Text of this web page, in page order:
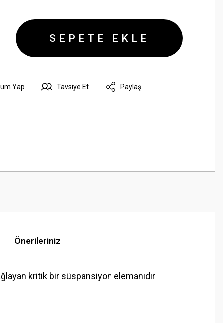
SEPETE EKLE
Yap Tavsiye Et Paylaş
Önerileriniz
kritik bir süspansiyon elemanıdır